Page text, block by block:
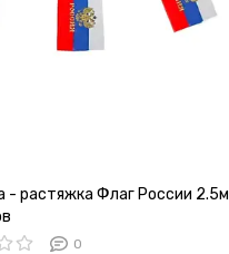
- растяжка Флаг России 2.5м
0